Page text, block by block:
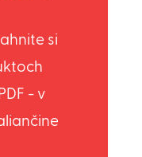
si
- v